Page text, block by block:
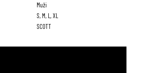
Muži
S, M, L, XL
SCOTT